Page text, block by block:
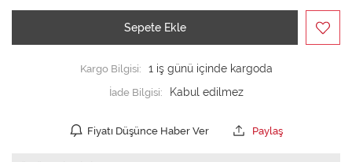
Sepete Ekle
Kargo Bilgisi:
1 iş günü içinde kargoda
İade Bilgisi:
Fiyatı Düşünce Haber Ver Paylaş